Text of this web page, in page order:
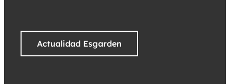
Actualidad Esgarden